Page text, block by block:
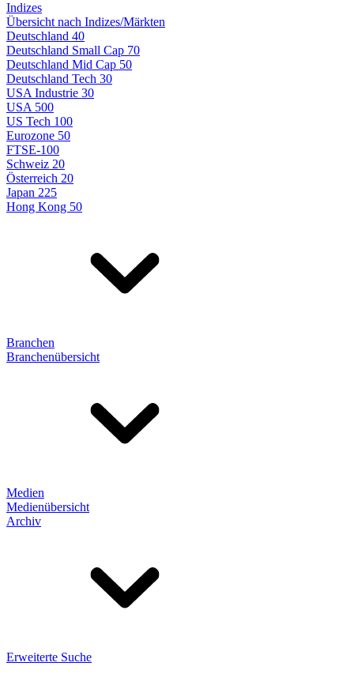
Indizes
Übersicht nach Indizes/Märkten
Deutschland 40
Deutschland Small Cap 70
Deutschland Mid Cap 50
Deutschland Tech 30
USA Industrie 30
USA 500
US Tech 100
Eurozone 50
FTSE-100
Schweiz 20
Österreich 20
Japan 225
Hong Kong 50
Branchen
Branchenübersicht
Medien
Medienübersicht
Archiv
Erweiterte Suche